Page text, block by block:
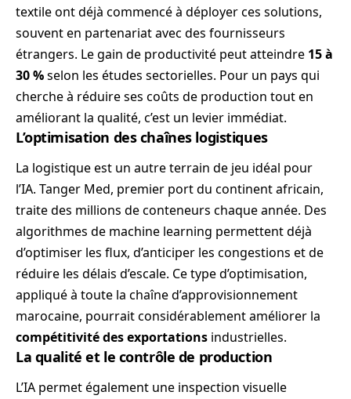
textile ont déjà commencé à déployer ces solutions,
souvent en partenariat avec des fournisseurs
étrangers. Le gain de productivité peut atteindre 15 à
30 %selon les études sectorielles. Pour un pays qui
cherche à réduire ses coûts de production tout en
améliorant la qualité, c’est un levier immédiat.
L’optimisation des chaînes logistiques
La logistique est un autre terrain de jeu idéal pour
l’IA. Tanger Med, premier port du continent africain,
traite des millions de conteneurs chaque année. Des
algorithmes de machine learning permettent déjà
d’optimiser les flux, d’anticiper les congestions et de
réduire les délais d’escale. Ce type d’optimisation,
appliqué à toute la chaîne d’approvisionnement
marocaine, pourrait considérablement améliorer la
compétitivité des exportations industrielles.
La qualité et le contrôle de production
L’IA permet également une inspection visuelle